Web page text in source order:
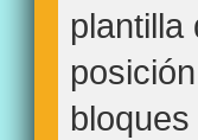
plantilla